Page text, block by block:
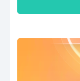
金
智
来